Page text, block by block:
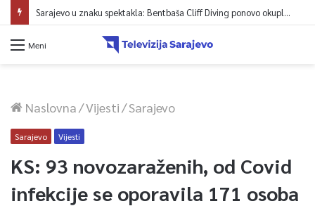
Sarajevo u znaku spektakla: Bentbaša Cliff Diving ponovo okuplja najbolje skakače i vrhunsku zabavu
Meni
Naslovna/Vijesti/Sarajevo
Sarajevo Vijesti
KS: 93 novozaraženih, od Covid
infekcije se oporavila 171 osoba